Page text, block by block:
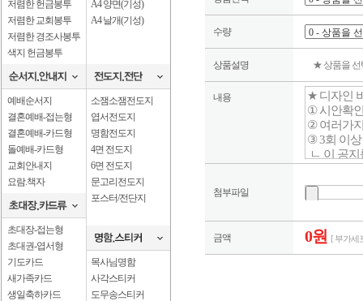
저렴한 헌금봉투
저렴한 교회봉투
저렴한 경조사봉투
색지 헌금봉투
예배순서지
결혼예배-접는형
결혼예배-카드형
돌예배-카드형
교회안내지
요람.책자
초대장-접는형
초대권-엽서형
기도카드
새가족카드
생일축하카드
A4 양면(기성)
A4 날개(기성)
소잼소잼전도지
엽서전도지
명함전도지
4면 전도지
6면 전도지
문고리전도지
포스터/전단지
목사님명함
사각스티커
도무송스티커
수량
상품설명 ★ 상품을 선
내용
첨부파일
금액 0원 [ 부가세